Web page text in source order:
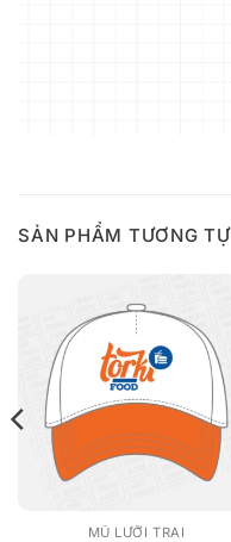
SẢN PHẨM TƯƠNG TỰ
MŨ LƯỠI TRAI